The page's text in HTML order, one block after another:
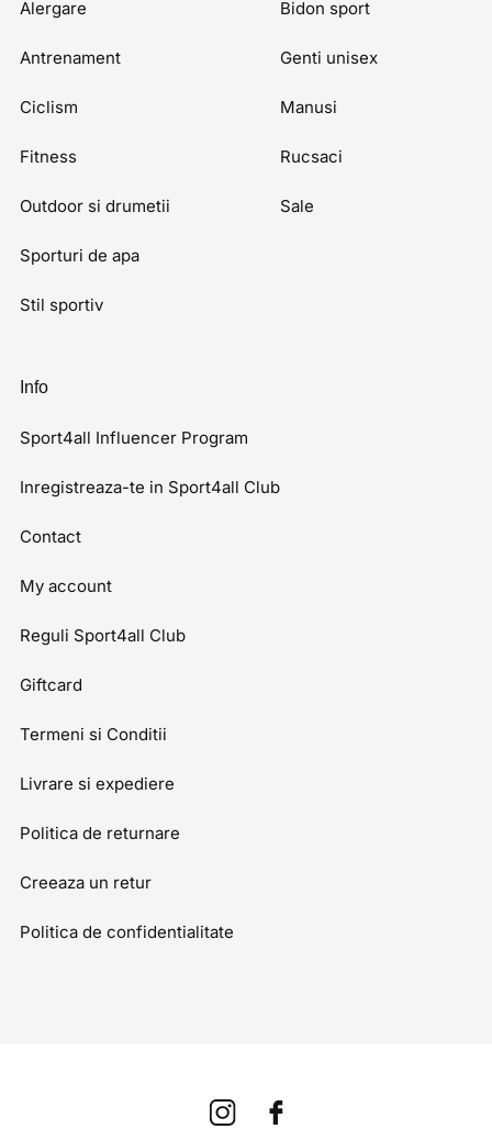
Alergare
Antrenament
Ciclism
Fitness
Outdoor si drumetii
Sporturi de apa
Stil sportiv
Bidon sport
Genti unisex
Manusi
Rucsaci
Sale
Info
Sport4all Influencer Program
Inregistreaza-te in Sport4all Club
Contact
My account
Reguli Sport4all Club
Giftcard
Termeni si Conditii
Livrare si expediere
Politica de returnare
Creeaza un retur
Politica de confidentialitate